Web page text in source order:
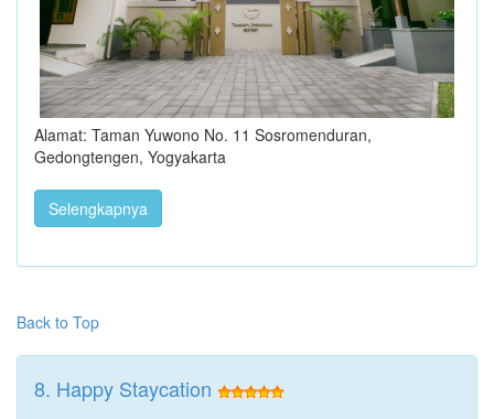
Alamat: Taman Yuwono No. 11 Sosromenduran,
Gedongtengen, Yogyakarta
Selengkapnya
Back to Top
8. Happy Staycation